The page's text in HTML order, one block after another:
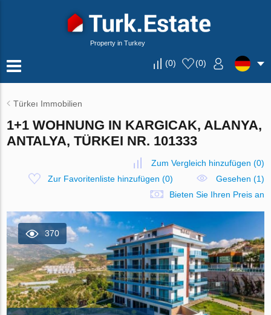
Property in Turkey
(0) (0)
Türkeı Immobilien
1+1 WOHNUNG IN KARGICAK, ALANYA,
ANTALYA, TÜRKEI NR. 101333
Zum Vergleich hinzufügen (0)
Zur Favoritenliste hinzufügen (0)
Gesehen (1)
Bieten Sie Ihren Preis an
370